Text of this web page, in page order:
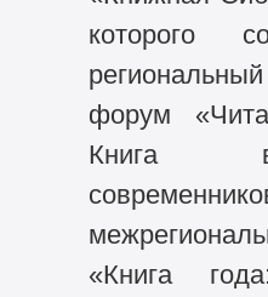
которого
форум
Книга
«Книга